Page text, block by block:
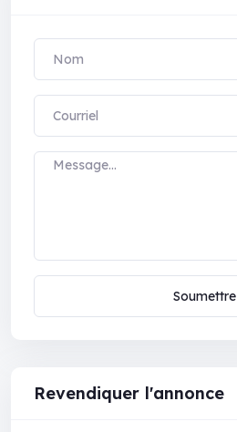
Soumettre
Revendiquer l'annonce